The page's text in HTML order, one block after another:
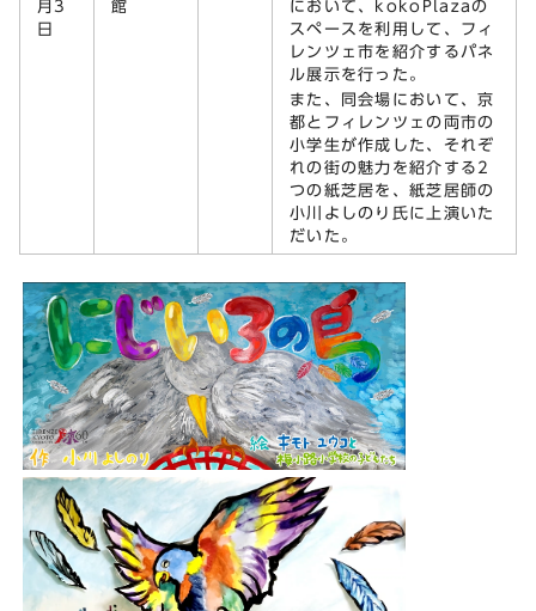
月3
日
館
において、kokoPlazaの
スペースを利用して、フィ
レンツェ市を紹介するパネ
ル展示を行った。
また、同会場において、京
都とフィレンツェの両市の
小学生が作成した、それぞ
れの街の魅力を紹介する2
つの紙芝居を、紙芝居師の
小川よしのり氏に上演いた
だいた。